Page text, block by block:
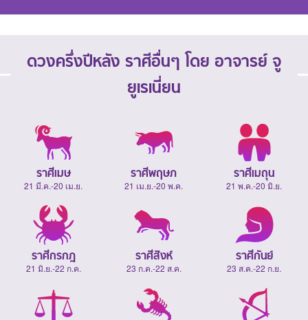
ดวงครึ่งปีหลัง ราศีอื่นๆ โดย อาจารย์ จู
ยูเรเนี่ยน
ราศีเมษ
21 มี.ค.-20 เม.ย.
ราศีพฤษภ
21 เม.ย.-20 พ.ค.
ราศีเมถุน
21 พ.ค.-20 มิ.ย.
ราศีกรกฎ
21 มิ.ย.-22 ก.ค.
ราศีสิงห์
23 ก.ค.-22 ส.ค.
ราศีกันย์
23 ส.ค.-22 ก.ย.